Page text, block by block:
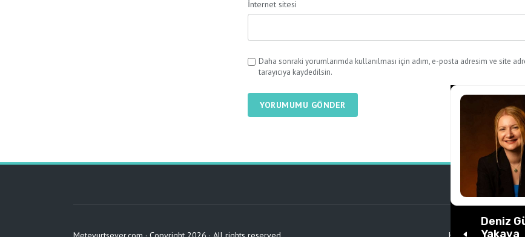
İnternet sitesi
Daha sonraki yorumlarımda kullanılması için adım, e-posta adresim ve site
tarayıcıya kaydedilsin.
YORUMUMU GÖNDER
Deniz
Yakaya